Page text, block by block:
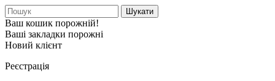
Шукати
Ваш кошик порожній!
Ваші закладки порожні
Новий клієнт
Реєстрація